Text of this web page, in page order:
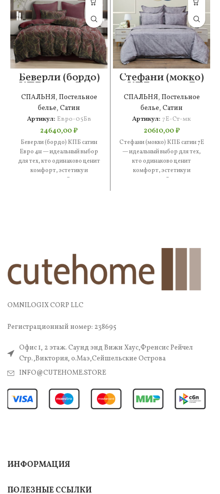
Беверли (бордо)
КПБ сатин Евро
4н
СПАЛЬНЯ, Постельное
белье, Сатин
Артикул: Евро-05Бв
24640,00₽
Беверли (бордо) КПБ сатин
Евро 4н — идеальный выбор
для тех, кто одинаково ценит
комфорт, эстетику и
практичность. В составе
Стефани (мокко)
КПБ сатин 7Е
СПАЛЬНЯ, Постельное
белье, Сатин
Артикул: 7Е-Ст-мк
20610,00₽
Стефани (мокко) КПБ сатин 7Е
— идеальный выбор для тех,
кто одинаково ценит
комфорт, эстетику и
практичность. В составе —
OMNILOGIX CORP LLC
Регистрационный номер: 238695
Офис 1, 2 этаж. Саунд энд Вижн Хаус,Френсис Рейчел
Стр.,Виктория, о.Маэ,Сейшельские Острова
INFO@CUTEHOME.STORE
ИНФОРМАЦИЯ
ПОЛЕЗНЫЕ ССЫЛКИ